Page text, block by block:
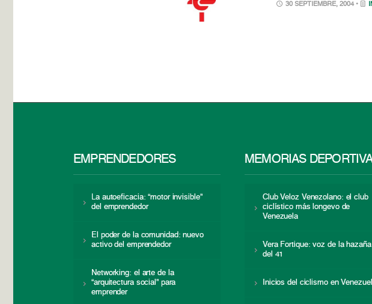
30 SEPTIEMBRE, 2004 •
EMPRENDEDORES
La autoeficacia: “motor invisible”
del emprendedor
El poder de la comunidad: nuevo
activo del emprendedor
Networking: el arte de la
“arquitectura social” para
emprender
MEMORIAS
Club Veloz Venezolano: el club
ciclístico más longevo de
Venezuela
Vera Fortique: voz de la hazaña
del 41
Inicios del ciclismo en